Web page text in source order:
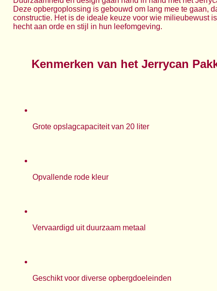
Deze opbergoplossing is gebouwd om lang mee te gaan,
constructie. Het is de ideale keuze voor wie milieubewust
hecht aan orde en stijl in hun leefomgeving.
Kenmerken van het Jerrycan
Grote opslagcapaciteit van 20 liter
Opvallende rode kleur
Vervaardigd uit duurzaam metaal
Geschikt voor diverse opbergdoeleinden